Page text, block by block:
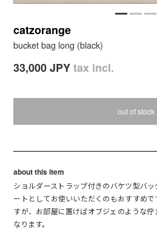
catzorange
bucket bag long (black)
33,000 JPYtax incl.
out of stock
about this item
ショルダーストラップ付きのバケツ型バ
ートとしてお使いいただくのもおすすめ
すが、お部屋に置けばオブジェのような
なります。